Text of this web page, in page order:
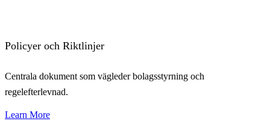
Policyer och Riktlinjer
Centrala dokument som vägleder bolagsstyrning och
regelefterlevnad.
Learn More